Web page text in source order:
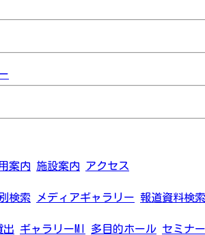
案内 施設案内 アクセス
検索 メディアギャラリー 報道資料検索
出 ギャラリーMI 多目的ホール セミナ